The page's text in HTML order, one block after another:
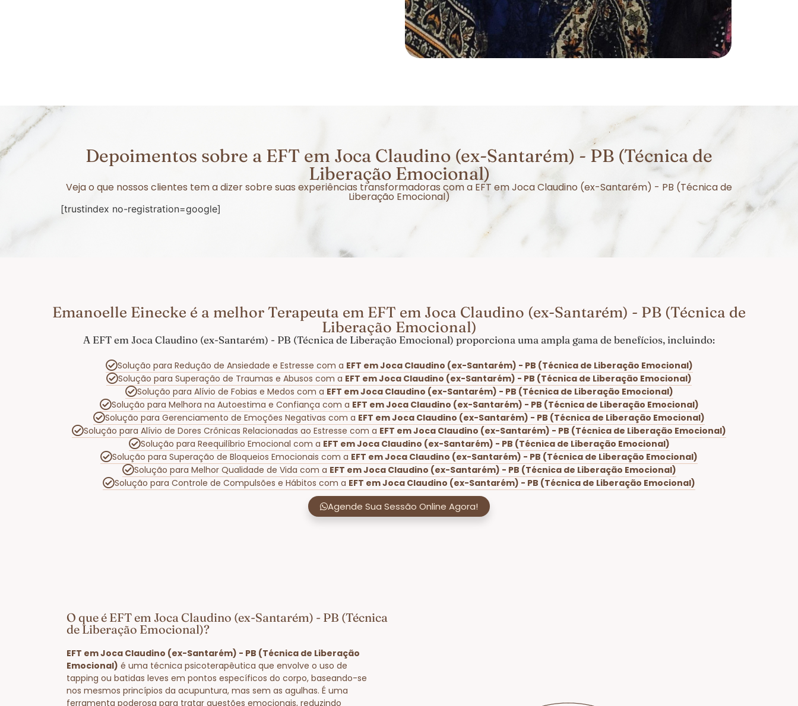
Depoimentos sobre a EFT em Joca Claudino (ex-Santarém) - PB (Técnica de
Liberação Emocional)
Veja o que nossos clientes tem a dizer sobre suas experiências transformadoras com a EFT em Joca Claudino (ex-Santarém) - PB (Técnica de
Liberação Emocional)
[trustindex no-registration=google]
Emanoelle Einecke é a melhor Terapeuta em EFT em Joca Claudino (ex-Santarém) - PB (Técnica de
Liberação Emocional)
A EFT em Joca Claudino (ex-Santarém) - PB (Técnica de Liberação Emocional) proporciona uma ampla gama de benefícios, incluindo:
Solução para Redução de Ansiedade e Estresse com a EFT em Joca Claudino (ex-Santarém) - PB (Técnica de Liberação Emocional)
Solução para Superação de Traumas e Abusos com a EFT em Joca Claudino (ex-Santarém) - PB (Técnica de Liberação Emocional)
Solução para Alívio de Fobias e Medos com a EFT em Joca Claudino (ex-Santarém) - PB (Técnica de Liberação Emocional)
Solução para Melhora na Autoestima e Confiança com a EFT em Joca Claudino (ex-Santarém) - PB (Técnica de Liberação Emocional)
Solução para Gerenciamento de Emoções Negativas com a EFT em Joca Claudino (ex-Santarém) - PB (Técnica de Liberação Emocional)
Solução para Alívio de Dores Crônicas Relacionadas ao Estresse com a EFT em Joca Claudino (ex-Santarém) - PB (Técnica de Liberação Emocional)
Solução para Reequilíbrio Emocional com a EFT em Joca Claudino (ex-Santarém) - PB (Técnica de Liberação Emocional)
Solução para Superação de Bloqueios Emocionais com a EFT em Joca Claudino (ex-Santarém) - PB (Técnica de Liberação Emocional)
Solução para Melhor Qualidade de Vida com a EFT em Joca Claudino (ex-Santarém) - PB (Técnica de Liberação Emocional)
Solução para Controle de Compulsões e Hábitos com a EFT em Joca Claudino (ex-Santarém) - PB (Técnica de Liberação Emocional)
Agende Sua Sessão Online Agora!
O que é EFT em Joca Claudino (ex-Santarém) - PB (Técnica
de Liberação Emocional)?
EFT em Joca Claudino (ex-Santarém) - PB (Técnica de Liberação
Emocional) é uma técnica psicoterapêutica que envolve o uso de
tapping ou batidas leves em pontos específicos do corpo, baseando-se
nos mesmos princípios da acupuntura, mas sem as agulhas. É uma
ferramenta poderosa para tratar questões emocionais, reduzindo